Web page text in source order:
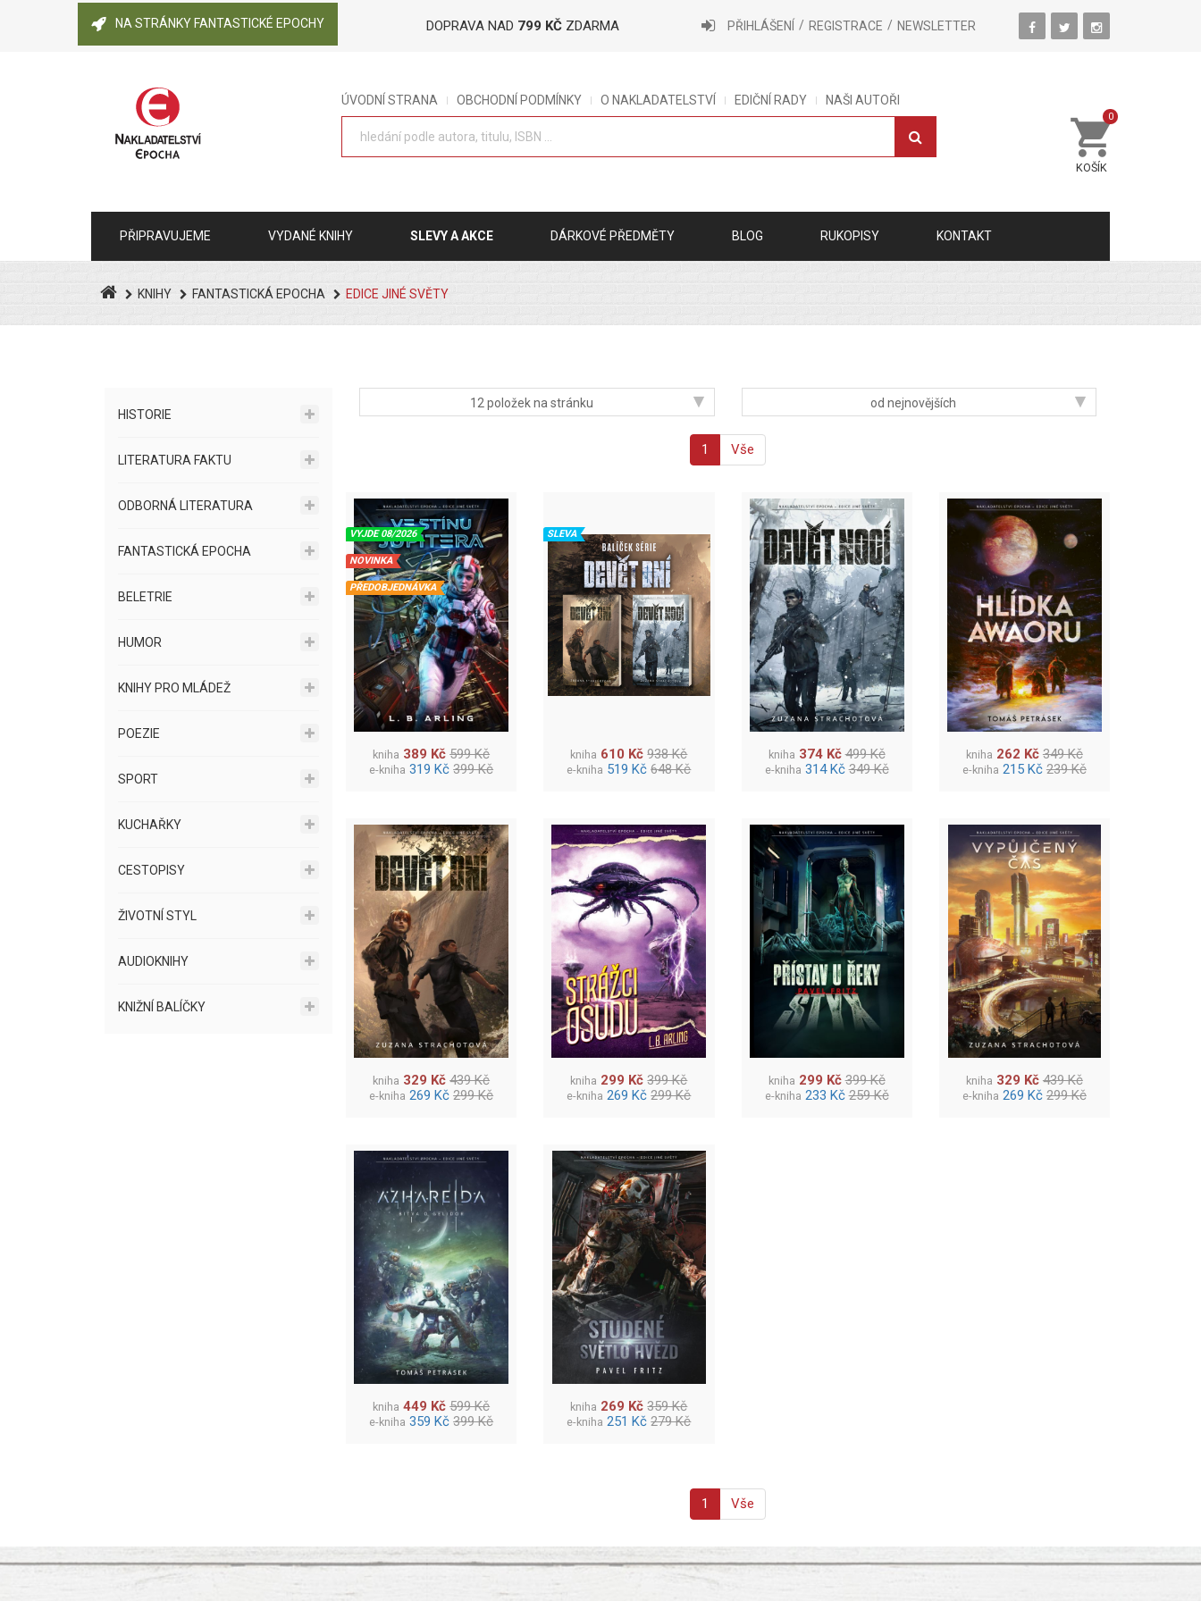
NA STRÁNKY FANTASTICKÉ EPOCHY DOPRAVA NAD 799 KČ ZDARMA PŘIHLÁŠENÍ REGISTRACE NEWSLETTER
ÚVODNÍ STRANA OBCHODNÍ PODMÍNKY O NAKLADATELSTVÍ EDIČNÍ RADY NAŠI AUTOŘI
KOŠÍK
0
PŘIPRAVUJEME VYDANÉ KNIHY SLEVY A AKCE DÁRKOVÉ PŘEDMĚTY BLOG RUKOPISY KONTAKT
KNIHY FANTASTICKÁ EPOCHA EDICE JINÉ SVĚTY
HISTORIE
LITERATURA FAKTU
ODBORNÁ LITERATURA
FANTASTICKÁ EPOCHA
BELETRIE
HUMOR
KNIHY PRO MLÁDEŽ
POEZIE
SPORT
KUCHAŘKY
CESTOPISY
ŽIVOTNÍ STYL
AUDIOKNIHY
KNIŽNÍ BALÍČKY
12 položek na stránku ▾ od nejnovějších ▾
1 Vše
VYJDE 08/2026
NOVINKA
PŘEDOBJEDNÁVKA
kniha 389 Kč 599 Kč
e-kniha 319 Kč 399 Kč
SLEVA
kniha 610 Kč 938 Kč
e-kniha 519 Kč 648 Kč
kniha 374 Kč 499 Kč
e-kniha 314 Kč 349 Kč
kniha 262 Kč 349 Kč
e-kniha 215 Kč 239 Kč
kniha 329 Kč 439 Kč
e-kniha 269 Kč 299 Kč
kniha 299 Kč 399 Kč
e-kniha 269 Kč 299 Kč
kniha 299 Kč 399 Kč
e-kniha 233 Kč 259 Kč
kniha 329 Kč 439 Kč
e-kniha 269 Kč 299 Kč
kniha 449 Kč 599 Kč
e-kniha 359 Kč 399 Kč
kniha 269 Kč 359 Kč
e-kniha 251 Kč 279 Kč
1 Vše